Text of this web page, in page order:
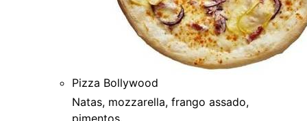
Pizza Bollywood
Natas, mozzarella, frango assado,
pimentos.